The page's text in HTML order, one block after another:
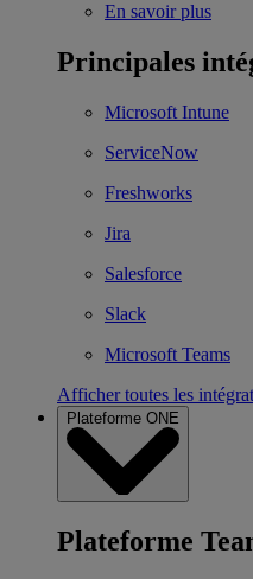
En savoir plus
Principales
Microsoft Intune
ServiceNow
Freshworks
Jira
Salesforce
Slack
Microsoft Teams
Afficher toutes les
Plateforme ONE
Plateforme